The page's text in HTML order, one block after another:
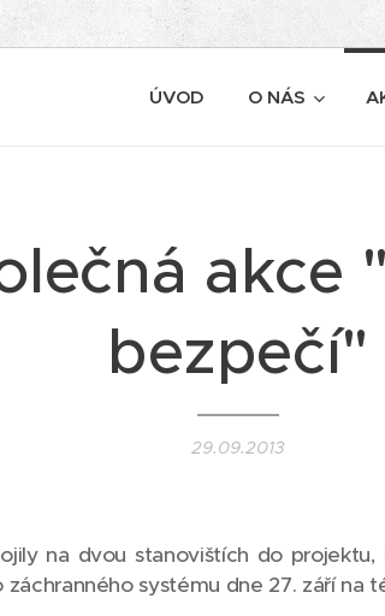
ÚVOD O NÁS
akce
bezpečí"
29.09.2013
na dvou stanovištích do
záchranného systému dne 27. září na